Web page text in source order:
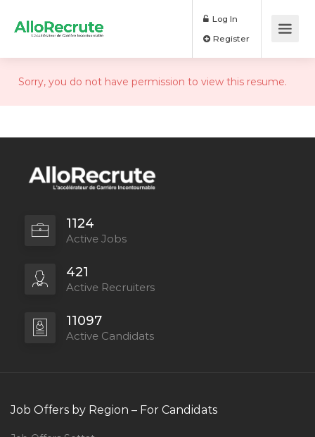
Log In
Sorry, you do not have permission to view this resume.
1124
Active Jobs
421
Active Recruiters
11097
Active Candidats
Job Offers by Region – For Candidats